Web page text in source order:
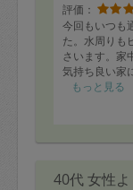
評価：
今回もいつも
た。水周りも
さいます。家
気持ち良い家
人柄に楽し
もっと見る
40代 女性よ